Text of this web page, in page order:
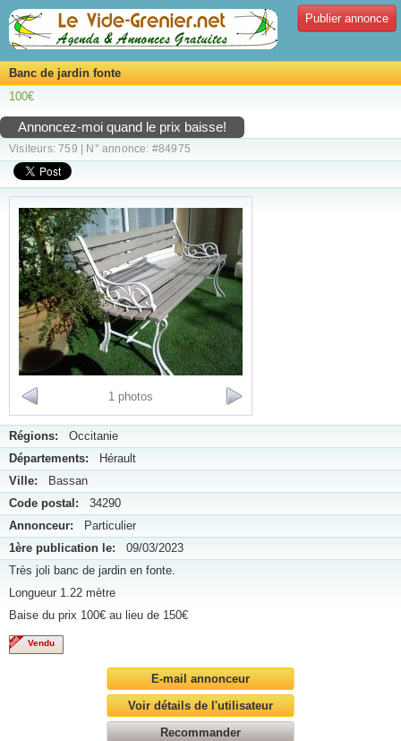
Publier annonce
Banc de jardin fonte
100€
Annoncez-moi quand le prix baisse!
Visiteurs: 759 | N° annonce: #84975
1 photos
Régions: Occitanie
Départements: Hérault
Ville: Bassan
Code postal: 34290
Annonceur: Particulier
1ère publication le: 09/03/2023
Très joli banc de jardin en fonte.
Longueur 1.22 mètre
Baise du prix 100€ au lieu de 150€
Vendu
E-mail annonceur
Voir détails de l'utilisateur
Recommander